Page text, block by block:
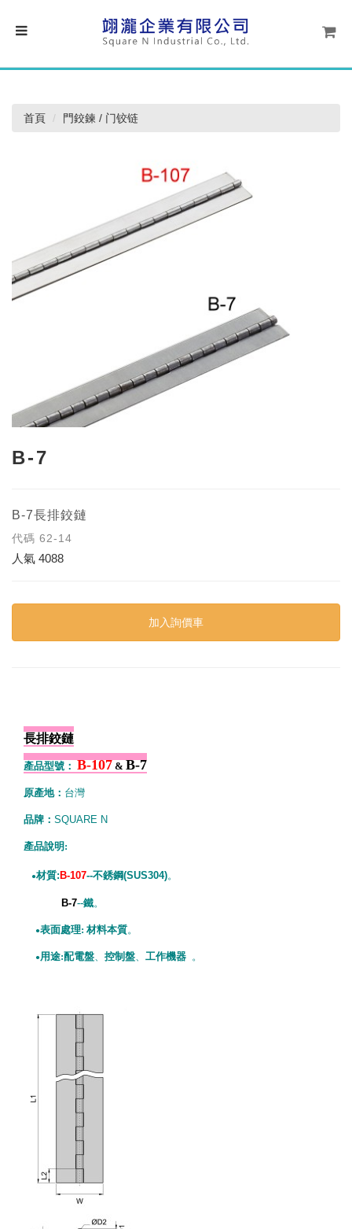
首頁 門鉸鍊 / 门铰链
B-7
B-7長排鉸鏈
代碼 62-14
人氣 4088
加入詢價車
長排鉸鏈
產品型號： B-107 & B-7
原產地： 台灣
品牌： SQUARE N
產品說明:
●材質: B-107--不銹鋼(SUS304)。
B-7--鐵。
●表面處理: 材料本質。
●用途:配電盤、 控制盤、 工作機器 。